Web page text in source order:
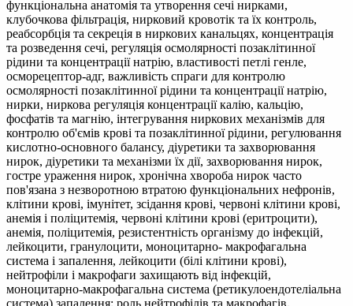
функціональна анатомія та утворення сечі нирками,
клубочкова фільтрація, нирковий кровотік та їх контроль,
реабсорбція та секреція в ниркових канальцях, концентрація
та розведення сечі, регуляція осмолярності позаклітинної
рідини та концентрації натрію, властивості петлі генле,
осморецептор-адг, важливість спраги для контролю
осмолярності позаклітинної рідини та концентрації натрію,
нирки, ниркова регуляція концентрації калію, кальцію,
фосфатів та магнію, інтегрування ниркових механізмів для
контролю об'ємів крові та позаклітинної рідини, регулювання
кислотно-основного балансу, діуретики та захворювання
нирок, діуретики та механізми їх дії, захворювання нирок,
гостре ураження нирок, хронічна хвороба нирок часто
пов'язана з незворотною втратою функціональних нефронів,
клітини крові, імунітет, зсідання крові, червоні клітини крові,
анемія і поліцитемія, червоні клітини крові (еритроцити),
анемія, поліцитемія, резистентність організму до інфекцій,
лейкоцити, гранулоцити, моноцитарно- макрофагальна
система і запалення, лейкоцити (білі клітини крові),
нейтрофіли і макрофаги захищають від інфекцій,
моноцитарно-макрофагальна система (ретикулоендотеліальна
система) запалення: роль нейтрофілів та макрофагів,